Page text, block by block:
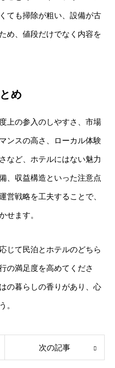
ても掃除が粗い、設備が古
め、値段だけでなく内容を
め
上の参入のしやすさ、市場
ンスの高さ、ローカル体験
など、ホテルにはない魅力
、収益構造といった注意点
営戦略を工夫することで、
せます。
じて民泊とホテルのどちら
の満足度を高めてくださ
の暮らしの香りがあり、心
。
次の記事